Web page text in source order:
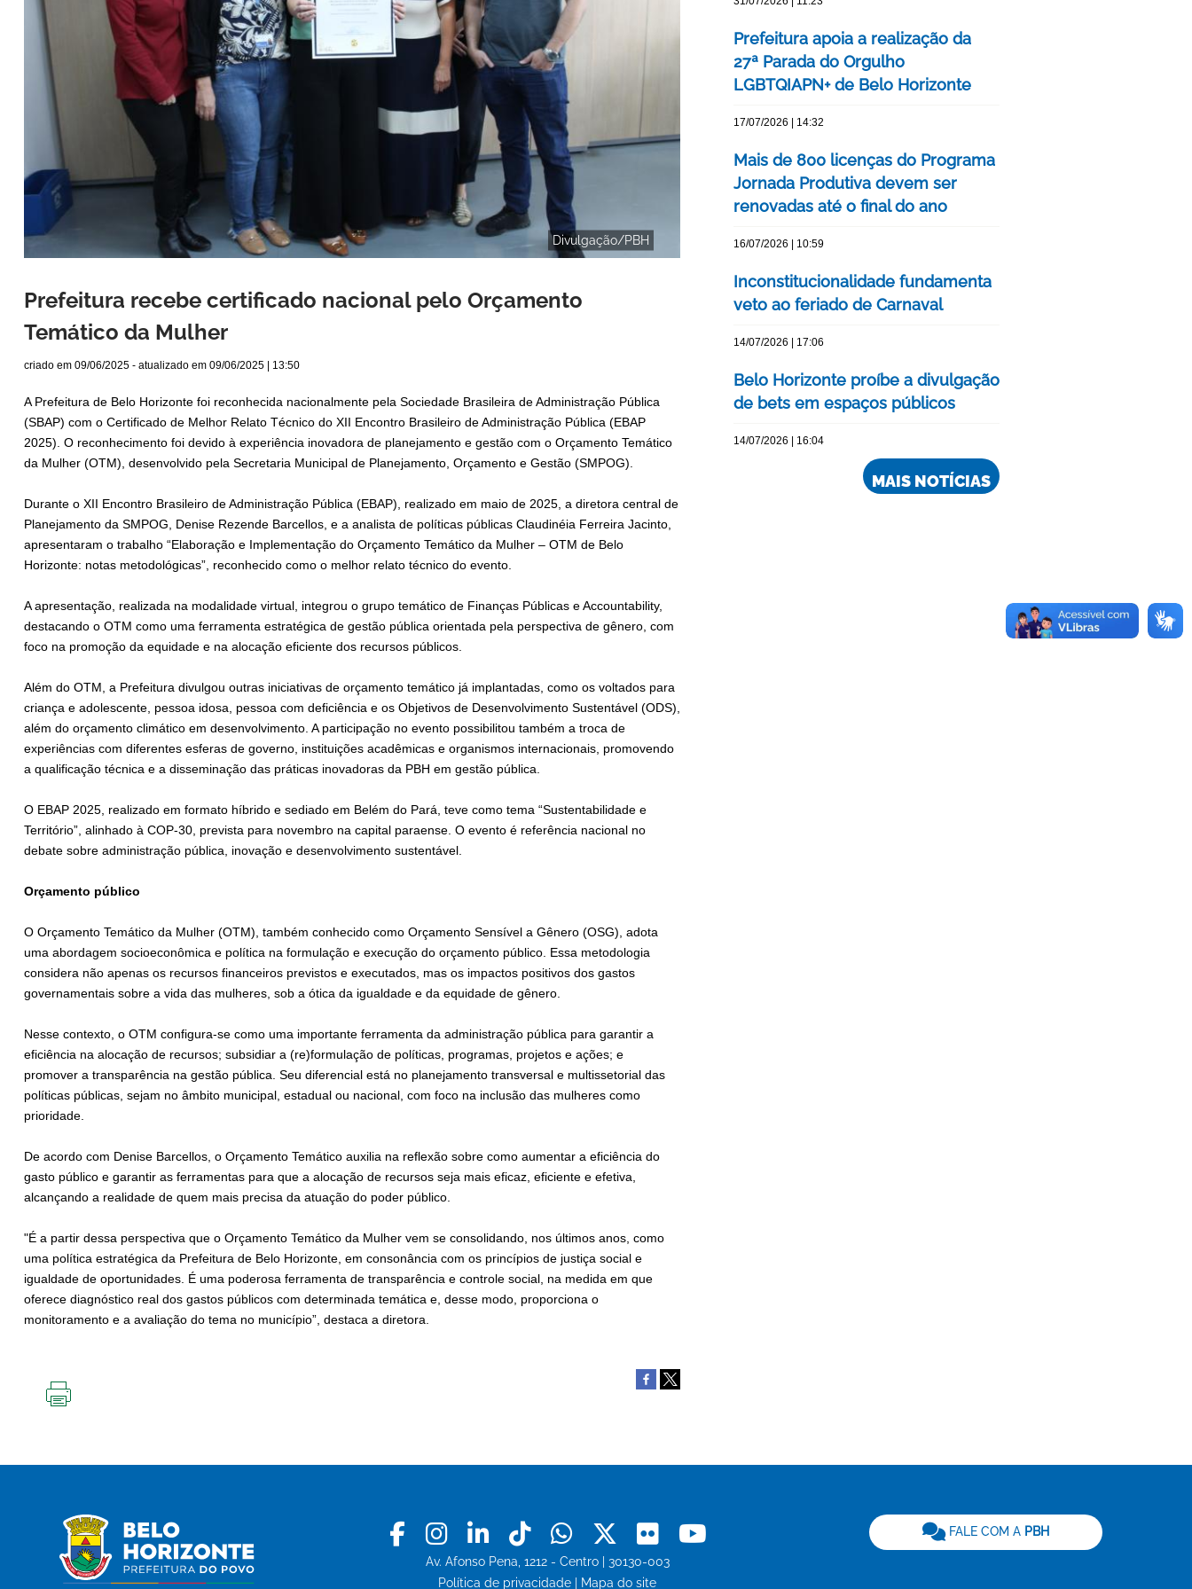
Divulgação/PBH
Prefeitura recebe certificado nacional pelo Orçamento
Temático da Mulher
criado em 09/06/2025 - atualizado em 09/06/2025 | 13:50
A Prefeitura de Belo Horizonte foi reconhecida nacionalmente pela Sociedade Brasileira de Administração Pública
(SBAP) com o Certificado de Melhor Relato Técnico do XII Encontro Brasileiro de Administração Pública (EBAP
2025). O reconhecimento foi devido à experiência inovadora de planejamento e gestão com o Orçamento Temático
da Mulher (OTM), desenvolvido pela Secretaria Municipal de Planejamento, Orçamento e Gestão (SMPOG).
Durante o XII Encontro Brasileiro de Administração Pública (EBAP), realizado em maio de 2025, a diretora central de
Planejamento da SMPOG, Denise Rezende Barcellos, e a analista de políticas públicas Claudinéia Ferreira Jacinto,
apresentaram o trabalho “Elaboração e Implementação do Orçamento Temático da Mulher – OTM de Belo
Horizonte: notas metodológicas”, reconhecido como o melhor relato técnico do evento.
A apresentação, realizada na modalidade virtual, integrou o grupo temático de Finanças Públicas e Accountability,
destacando o OTM como uma ferramenta estratégica de gestão pública orientada pela perspectiva de gênero, com
foco na promoção da equidade e na alocação eficiente dos recursos públicos.
Além do OTM, a Prefeitura divulgou outras iniciativas de orçamento temático já implantadas, como os voltados para
criança e adolescente, pessoa idosa, pessoa com deficiência e os Objetivos de Desenvolvimento Sustentável (ODS),
além do orçamento climático em desenvolvimento. A participação no evento possibilitou também a troca de
experiências com diferentes esferas de governo, instituições acadêmicas e organismos internacionais, promovendo
a qualificação técnica e a disseminação das práticas inovadoras da PBH em gestão pública.
O EBAP 2025, realizado em formato híbrido e sediado em Belém do Pará, teve como tema “Sustentabilidade e
Território”, alinhado à COP-30, prevista para novembro na capital paraense. O evento é referência nacional no
debate sobre administração pública, inovação e desenvolvimento sustentável.
Orçamento público
O Orçamento Temático da Mulher (OTM), também conhecido como Orçamento Sensível a Gênero (OSG), adota
uma abordagem socioeconômica e política na formulação e execução do orçamento público. Essa metodologia
considera não apenas os recursos financeiros previstos e executados, mas os impactos positivos dos gastos
governamentais sobre a vida das mulheres, sob a ótica da igualdade e da equidade de gênero.
Nesse contexto, o OTM configura-se como uma importante ferramenta da administração pública para garantir a
eficiência na alocação de recursos; subsidiar a (re)formulação de políticas, programas, projetos e ações; e
promover a transparência na gestão pública. Seu diferencial está no planejamento transversal e multissetorial das
políticas públicas, sejam no âmbito municipal, estadual ou nacional, com foco na inclusão das mulheres como
prioridade.
De acordo com Denise Barcellos, o Orçamento Temático auxilia na reflexão sobre como aumentar a eficiência do
gasto público e garantir as ferramentas para que a alocação de recursos seja mais eficaz, eficiente e efetiva,
alcançando a realidade de quem mais precisa da atuação do poder público.
"É a partir dessa perspectiva que o Orçamento Temático da Mulher vem se consolidando, nos últimos anos, como
uma política estratégica da Prefeitura de Belo Horizonte, em consonância com os princípios de justiça social e
igualdade de oportunidades. É uma poderosa ferramenta de transparência e controle social, na medida em que
oferece diagnóstico real dos gastos públicos com determinada temática e, desse modo, proporciona o
monitoramento e a avaliação do tema no município”, destaca a diretora.
Prefeitura apoia a realização da
27ª Parada do Orgulho
LGBTQIAPN+ de Belo Horizonte
17/07/2026 | 14:32
Mais de 800 licenças do Programa
Jornada Produtiva devem ser
renovadas até o final do ano
16/07/2026 | 10:59
Inconstitucionalidade fundamenta
veto ao feriado de Carnaval
14/07/2026 | 17:06
Belo Horizonte proíbe a divulgação
de bets em espaços públicos
14/07/2026 | 16:04
MAIS NOTÍCIAS
Facebook
Instagram
LinkedinTiktokWhatsapp
X Flickr
Av. Afonso Pena, 1212 - Centro | 30130-003
Política de privacidade
Mapa do site
FALE COM A PBH